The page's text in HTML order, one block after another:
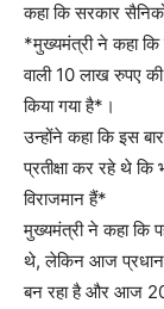
कहा कि सरकार
*मुख्यमंत्री ने कहा कि
वाली 10 लाख रुपए
किया गया है*।
उन्होंने कहा कि इस
प्रतीक्षा कर रहे थे
विराजमान हैं*
मुख्यमंत्री ने कहा कि
थे, लेकिन आज
बन रहा है और आज